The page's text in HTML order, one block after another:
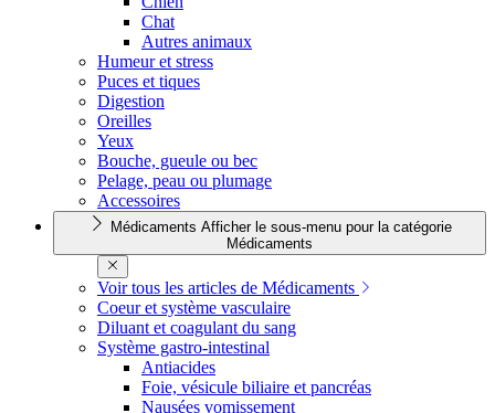
Chat
Autres animaux
Humeur et stress
Puces et tiques
Digestion
Oreilles
Yeux
Bouche, gueule ou bec
Pelage, peau ou plumage
Accessoires
Médicaments Afficher le sous-menu pour la catégorie
Médicaments
Voir tous les articles de Médicaments
Coeur et système vasculaire
Diluant et coagulant du sang
Système gastro-intestinal
Antiacides
Foie, vésicule biliaire et pancréas
Nausées vomissement